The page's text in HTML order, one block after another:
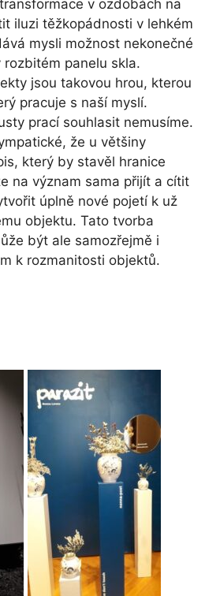
v ozdobách na
iluzi těžkopádnosti v lehkém
mysli možnost nekonečné
panelu skla.
jsou takovou hrou, kterou
pracuje s naší myslí.
prací souhlasit nemusíme.
že u většiny
který by stavěl hranice
na význam sama přijít a cítit
úplně nové pojetí k už
objektu. Tato tvorba
být ale samozřejmě i
k rozmanitosti objektů.